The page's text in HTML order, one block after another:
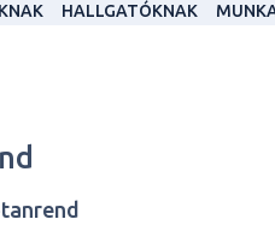
HALLGATÓKNAK